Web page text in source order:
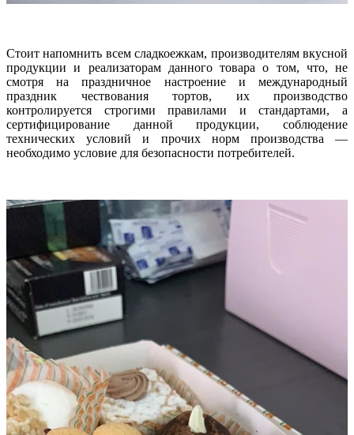
Стоит напомнить всем сладкоежкам, производителям вкусной
продукции и реализаторам данного товара о том, что, не
смотря на праздничное настроение и международный
праздник чествования тортов, их производство
контролируется строгими правилами и стандартами, а
сертифицирование данной продукции, соблюдение
технических условий и прочих норм производства —
необходимо условие для безопасности потребителей.